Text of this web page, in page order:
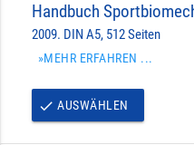
Handbuch
2009. DIN A5, 512 Seiten
»MEHR ERFAHREN ...
done AUSWÄHLEN